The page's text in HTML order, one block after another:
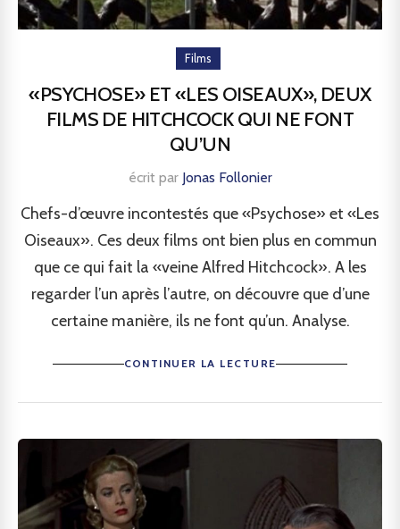
Films
«PSYCHOSE» ET «LES OISEAUX», DEUX
FILMS DE HITCHCOCK QUI NE FONT
QU’UN
écrit par Jonas Follonier
Chefs-d’œuvre incontestés que «Psychose» et «Les
Oiseaux». Ces deux films ont bien plus en commun
que ce qui fait la «veine Alfred Hitchcock». A les
regarder l’un après l’autre, on découvre que d’une
certaine manière, ils ne font qu’un. Analyse.
CONTINUER LA LECTURE